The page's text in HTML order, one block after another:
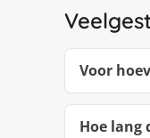
Voor
Hoe lang